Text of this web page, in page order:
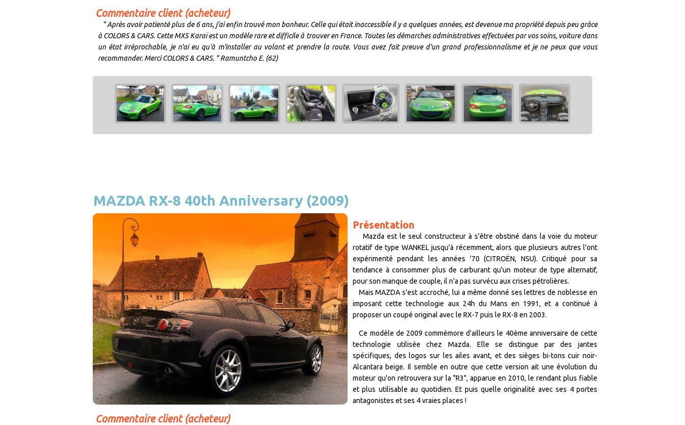
Commentaire client (acheteur)
" Après avoir patienté plus de 6 ans, j'ai enfin trouvé mon bonheur. Celle qui était inaccessible il y a quelques années, est devenue ma propriété depuis peu grâce
à COLORS & CARS. Cette MX5 Karaï est un modèle rare et difficile à trouver en France. Toutes les démarches administratives effectuées par vos soins, voiture dans
un état irréprochable, je n'ai eu qu'à m'installer au volant et prendre la route. Vous avez fait preuve d'un grand professionnalisme et je ne peux que vous
recommander. Merci COLORS & CARS. " Ramuntcho E. (62)
MAZDA RX-8 40th Anniversary (2009)
Présentation
Mazda est le seul constructeur à s'être obstiné dans la voie du moteur
rotatif de type WANKEL jusqu'à récemment, alors que plusieurs autres l'ont
expérimenté pendant les années '70 (CITROËN, NSU). Critiqué pour sa
tendance à consommer plus de carburant qu'un moteur de type alternatif,
pour son manque de couple, il n'a pas survécu aux crises pétrolières.
Mais MAZDA s'est accroché, lui a même donné ses lettres de noblesse en
imposant cette technologie aux 24h du Mans en 1991, et a continué à
proposer un coupé original avec le RX-7 puis le RX-8 en 2003.
Ce modèle de 2009 commémore d'ailleurs le 40ème anniversaire de cette
technologie utilisée chez Mazda. Elle se distingue par des jantes
spécifiques, des logos sur les ailes avant, et des sièges bi-tons cuir noir-
Alcantara beige. Il semble en outre que cette version ait une évolution du
moteur qu'on retrouvera sur la "R3", apparue en 2010, le rendant plus fiable
et plus utilisable au quotidien. Et puis quelle originalité avec ses 4 portes
antagonistes et ses 4 vraies places !
Commentaire client (acheteur)